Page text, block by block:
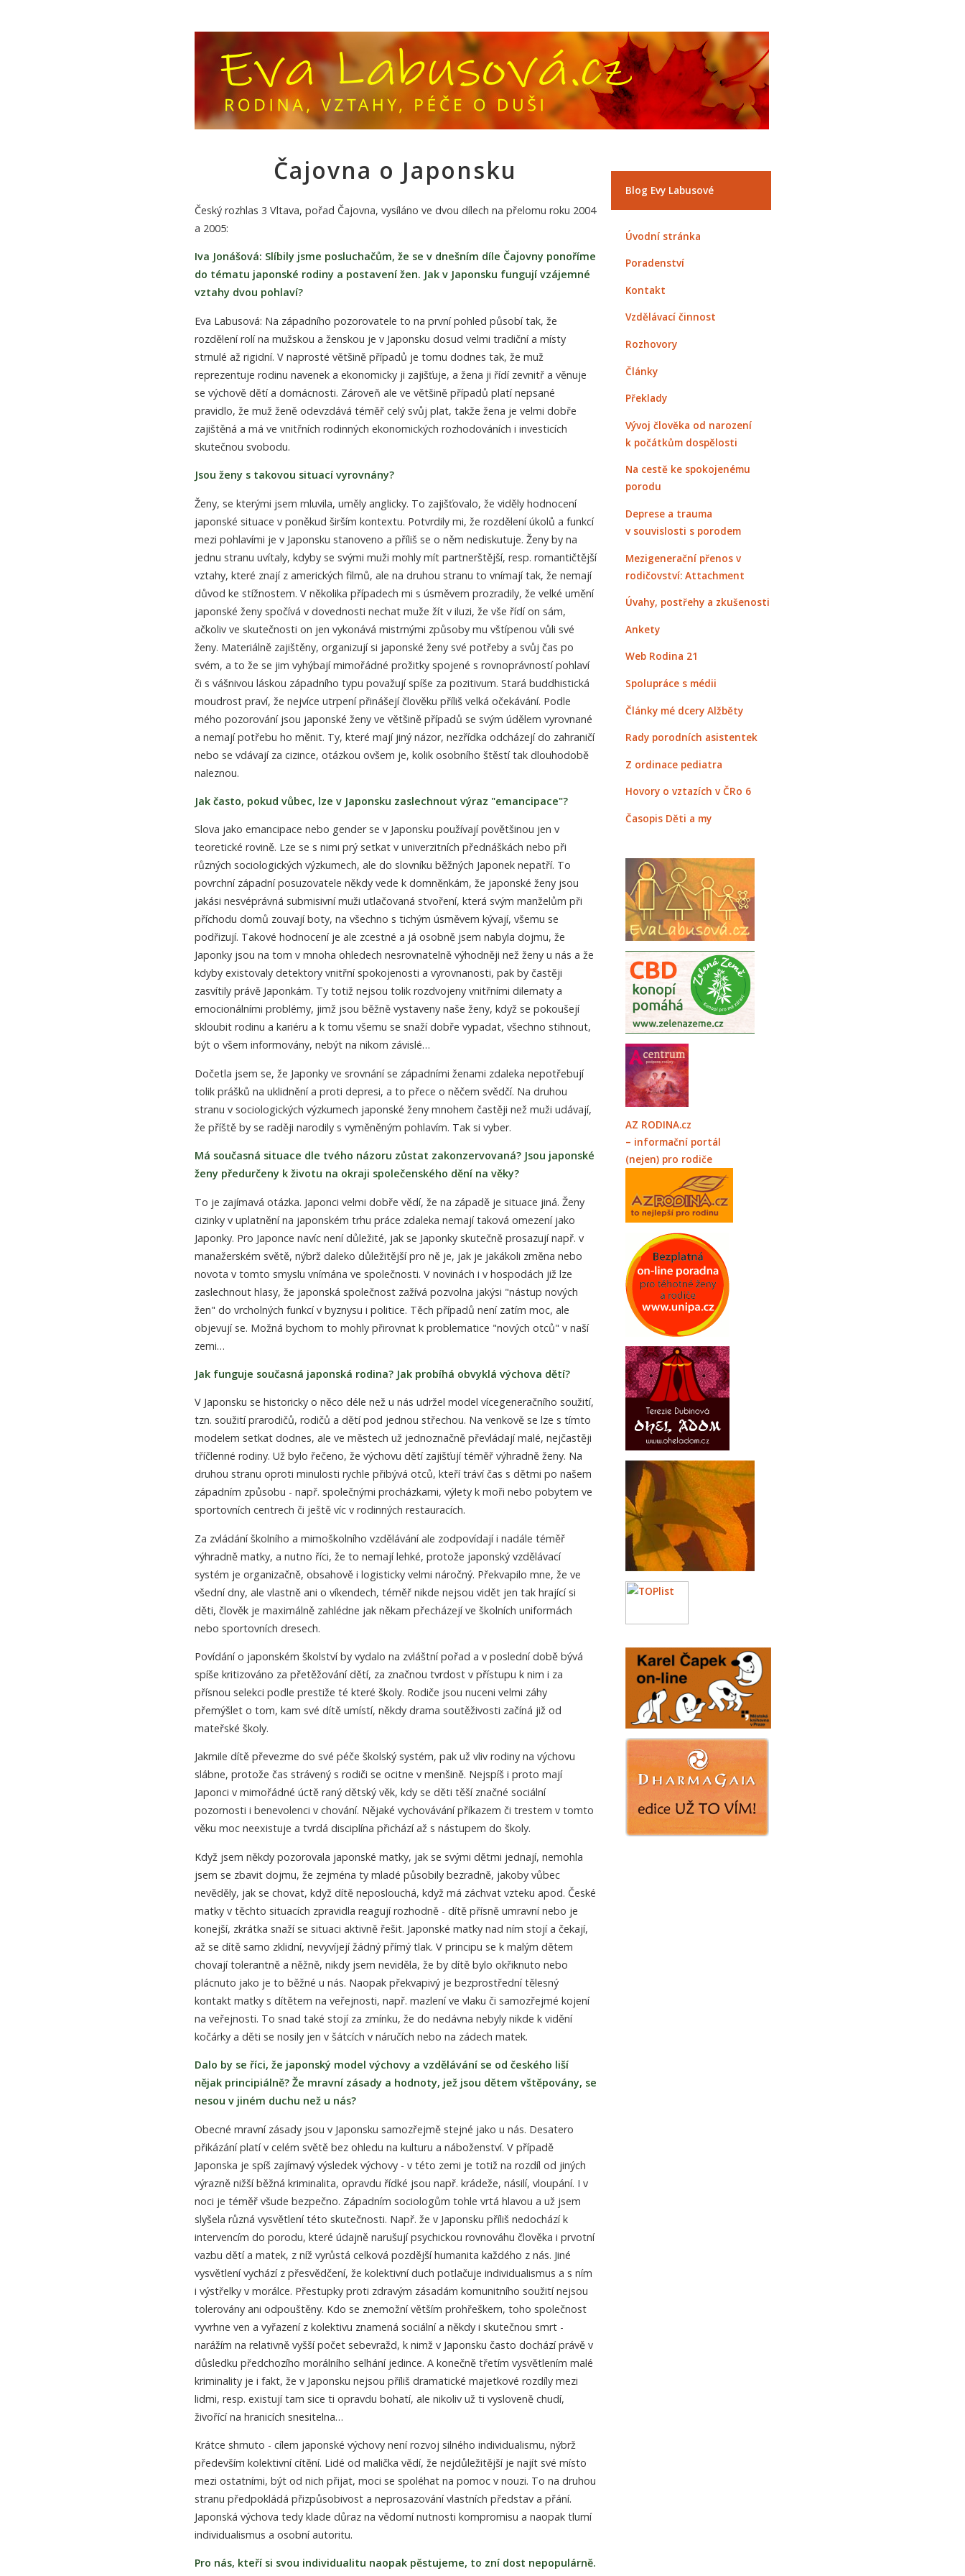
Čajovna o Japonsku
Český rozhlas 3 Vltava, pořad Čajovna, vysíláno ve dvou dílech na přelomu roku 2004
a 2005:
Iva Jonášová: Slíbily jsme posluchačům, že se v dnešním díle Čajovny ponoříme
do tématu japonské rodiny a postavení žen. Jak v Japonsku fungují vzájemné
vztahy dvou pohlaví?
Eva Labusová: Na západního pozorovatele to na první pohled působí tak, že
rozdělení rolí na mužskou a ženskou je v Japonsku dosud velmi tradiční a místy
strnulé až rigidní. V naprosté většině případů je tomu dodnes tak, že muž
reprezentuje rodinu navenek a ekonomicky ji zajišťuje, a žena ji řídí zevnitř a věnuje
se výchově dětí a domácnosti. Zároveň ale ve většině případů platí nepsané
pravidlo, že muž ženě odevzdává téměř celý svůj plat, takže žena je velmi dobře
zajištěná a má ve vnitřních rodinných ekonomických rozhodováních i investicích
skutečnou svobodu.
Jsou ženy s takovou situací vyrovnány?
Ženy, se kterými jsem mluvila, uměly anglicky. To zajišťovalo, že viděly hodnocení
japonské situace v poněkud širším kontextu. Potvrdily mi, že rozdělení úkolů a funkcí
mezi pohlavími je v Japonsku stanoveno a příliš se o něm nediskutuje. Ženy by na
jednu stranu uvítaly, kdyby se svými muži mohly mít partnerštější, resp. romantičtější
vztahy, které znají z amerických filmů, ale na druhou stranu to vnímají tak, že nemají
důvod ke stížnostem. V několika případech mi s úsměvem prozradily, že velké umění
japonské ženy spočívá v dovednosti nechat muže žít v iluzi, že vše řídí on sám,
ačkoliv ve skutečnosti on jen vykonává mistrnými způsoby mu vštípenou vůli své
ženy. Materiálně zajištěny, organizují si japonské ženy své potřeby a svůj čas po
svém, a to že se jim vyhýbají mimořádné prožitky spojené s rovnoprávností pohlaví
či s vášnivou láskou západního typu považují spíše za pozitivum. Stará buddhistická
moudrost praví, že nejvíce utrpení přinášejí člověku příliš velká očekávání. Podle
mého pozorování jsou japonské ženy ve většině případů se svým údělem vyrovnané
a nemají potřebu ho měnit. Ty, které mají jiný názor, nezřídka odcházejí do zahraničí
nebo se vdávají za cizince, otázkou ovšem je, kolik osobního štěstí tak dlouhodobě
naleznou.
Jak často, pokud vůbec, lze v Japonsku zaslechnout výraz "emancipace"?
Slova jako emancipace nebo gender se v Japonsku používají povětšinou jen v
teoretické rovině. Lze se s nimi prý setkat v univerzitních přednáškách nebo při
různých sociologických výzkumech, ale do slovníku běžných Japonek nepatří. To
povrchní západní posuzovatele někdy vede k domněnkám, že japonské ženy jsou
jakási nesvéprávná submisivní muži utlačovaná stvoření, která svým manželům při
příchodu domů zouvají boty, na všechno s tichým úsměvem kývají, všemu se
podřizují. Takové hodnocení je ale zcestné a já osobně jsem nabyla dojmu, že
Japonky jsou na tom v mnoha ohledech nesrovnatelně výhodněji než ženy u nás a že
kdyby existovaly detektory vnitřní spokojenosti a vyrovnanosti, pak by častěji
zasvítily právě Japonkám. Ty totiž nejsou tolik rozdvojeny vnitřními dilematy a
emocionálními problémy, jimž jsou běžně vystaveny naše ženy, když se pokoušejí
skloubit rodinu a kariéru a k tomu všemu se snaží dobře vypadat, všechno stihnout,
být o všem informovány, nebýt na nikom závislé…
Dočetla jsem se, že Japonky ve srovnání se západními ženami zdaleka nepotřebují
tolik prášků na uklidnění a proti depresi, a to přece o něčem svědčí. Na druhou
stranu v sociologických výzkumech japonské ženy mnohem častěji než muži udávají,
že příště by se raději narodily s vyměněným pohlavím. Tak si vyber.
Má současná situace dle tvého názoru zůstat zakonzervovaná? Jsou japonské
ženy předurčeny k životu na okraji společenského dění na věky?
To je zajímavá otázka. Japonci velmi dobře vědí, že na západě je situace jiná. Ženy
cizinky v uplatnění na japonském trhu práce zdaleka nemají taková omezení jako
Japonky. Pro Japonce navíc není důležité, jak se Japonky skutečně prosazují např. v
manažerském světě, nýbrž daleko důležitější pro ně je, jak je jakákoli změna nebo
novota v tomto smyslu vnímána ve společnosti. V novinách i v hospodách již lze
zaslechnout hlasy, že japonská společnost zažívá pozvolna jakýsi "nástup nových
žen" do vrcholných funkcí v byznysu i politice. Těch případů není zatím moc, ale
objevují se. Možná bychom to mohly přirovnat k problematice "nových otců" v naší
zemi…
Jak funguje současná japonská rodina? Jak probíhá obvyklá výchova dětí?
V Japonsku se historicky o něco déle než u nás udržel model vícegeneračního soužití,
tzn. soužití prarodičů, rodičů a dětí pod jednou střechou. Na venkově se lze s tímto
modelem setkat dodnes, ale ve městech už jednoznačně převládají malé, nejčastěji
tříčlenné rodiny. Už bylo řečeno, že výchovu dětí zajišťují téměř výhradně ženy. Na
druhou stranu oproti minulosti rychle přibývá otců, kteří tráví čas s dětmi po našem
západním způsobu - např. společnými procházkami, výlety k moři nebo pobytem ve
sportovních centrech či ještě víc v rodinných restauracích.
Za zvládání školního a mimoškolního vzdělávání ale zodpovídají i nadále téměř
výhradně matky, a nutno říci, že to nemají lehké, protože japonský vzdělávací
systém je organizačně, obsahově i logisticky velmi náročný. Překvapilo mne, že ve
všední dny, ale vlastně ani o víkendech, téměř nikde nejsou vidět jen tak hrající si
děti, člověk je maximálně zahlédne jak někam přecházejí ve školních uniformách
nebo sportovních dresech.
Povídání o japonském školství by vydalo na zvláštní pořad a v poslední době bývá
spíše kritizováno za přetěžování dětí, za značnou tvrdost v přístupu k nim i za
přísnou selekci podle prestiže té které školy. Rodiče jsou nuceni velmi záhy
přemýšlet o tom, kam své dítě umístí, někdy drama soutěživosti začíná již od
mateřské školy.
Jakmile dítě převezme do své péče školský systém, pak už vliv rodiny na výchovu
slábne, protože čas strávený s rodiči se ocitne v menšině. Nejspíš i proto mají
Japonci v mimořádné úctě raný dětský věk, kdy se děti těší značné sociální
pozornosti i benevolenci v chování. Nějaké vychovávání příkazem či trestem v tomto
věku moc neexistuje a tvrdá disciplína přichází až s nástupem do školy.
Když jsem někdy pozorovala japonské matky, jak se svými dětmi jednají, nemohla
jsem se zbavit dojmu, že zejména ty mladé působily bezradně, jakoby vůbec
nevěděly, jak se chovat, když dítě neposlouchá, když má záchvat vzteku apod. České
matky v těchto situacích zpravidla reagují rozhodně - dítě přísně umravní nebo je
konejší, zkrátka snaží se situaci aktivně řešit. Japonské matky nad ním stojí a čekají,
až se dítě samo zklidní, nevyvíjejí žádný přímý tlak. V principu se k malým dětem
chovají tolerantně a něžně, nikdy jsem neviděla, že by dítě bylo okřiknuto nebo
plácnuto jako je to běžné u nás. Naopak překvapivý je bezprostřední tělesný
kontakt matky s dítětem na veřejnosti, např. mazlení ve vlaku či samozřejmé kojení
na veřejnosti. To snad také stojí za zmínku, že do nedávna nebyly nikde k vidění
kočárky a děti se nosily jen v šátcích v náručích nebo na zádech matek.
Dalo by se říci, že japonský model výchovy a vzdělávání se od českého liší
nějak principiálně? Že mravní zásady a hodnoty, jež jsou dětem vštěpovány, se
nesou v jiném duchu než u nás?
Obecné mravní zásady jsou v Japonsku samozřejmě stejné jako u nás. Desatero
přikázání platí v celém světě bez ohledu na kulturu a náboženství. V případě
Japonska je spíš zajímavý výsledek výchovy - v této zemi je totiž na rozdíl od jiných
výrazně nižší běžná kriminalita, opravdu řídké jsou např. krádeže, násilí, vloupání. I v
noci je téměř všude bezpečno. Západním sociologům tohle vrtá hlavou a už jsem
slyšela různá vysvětlení této skutečnosti. Např. že v Japonsku příliš nedochází k
intervencím do porodu, které údajně narušují psychickou rovnováhu člověka i prvotní
vazbu dětí a matek, z níž vyrůstá celková pozdější humanita každého z nás. Jiné
vysvětlení vychází z přesvědčení, že kolektivní duch potlačuje individualismus a s ním
i výstřelky v morálce. Přestupky proti zdravým zásadám komunitního soužití nejsou
tolerovány ani odpouštěny. Kdo se znemožní větším prohřeškem, toho společnost
vyvrhne ven a vyřazení z kolektivu znamená sociální a někdy i skutečnou smrt -
narážím na relativně vyšší počet sebevražd, k nimž v Japonsku často dochází právě v
důsledku předchozího morálního selhání jedince. A konečně třetím vysvětlením malé
kriminality je i fakt, že v Japonsku nejsou příliš dramatické majetkové rozdíly mezi
lidmi, resp. existují tam sice ti opravdu bohatí, ale nikoliv už ti vysloveně chudí,
živořící na hranicích snesitelna…
Krátce shrnuto - cílem japonské výchovy není rozvoj silného individualismu, nýbrž
především kolektivní cítění. Lidé od malička vědí, že nejdůležitější je najít své místo
mezi ostatními, být od nich přijat, moci se spoléhat na pomoc v nouzi. To na druhou
stranu předpokládá přizpůsobivost a neprosazování vlastních představ a přání.
Japonská výchova tedy klade důraz na vědomí nutnosti kompromisu a naopak tlumí
individualismus a osobní autoritu.
Pro nás, kteří si svou individualitu naopak pěstujeme, to zní dost nepopulárně.
Blog Evy Labusové
Úvodní stránka
Poradenství
Kontakt
Vzdělávací činnost
Rozhovory
Články
Překlady
Vývoj člověka od narození
k počátkům dospělosti
Na cestě ke spokojenému
porodu
Deprese a trauma
v souvislosti s porodem
Mezigenerační přenos v
rodičovství: Attachment
Úvahy, postřehy a zkušenosti
Ankety
Web Rodina 21
Spolupráce s médii
Články mé dcery Alžběty
Rady porodních asistentek
Z ordinace pediatra
Hovory o vztazích v ČRo 6
Časopis Děti a my
AZ RODINA.cz
– informační portál
(nejen) pro rodiče